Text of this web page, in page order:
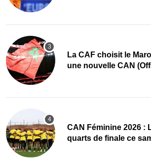
La CAF choisit le
une nouvelle CAN
CAN Féminine 2026 :
quarts de finale ce